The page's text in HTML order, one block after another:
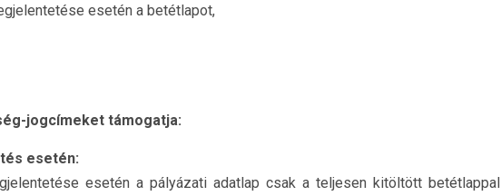
esetén a betétlapot,
jogcímeket támogatja:
esetén:
esetén a pályázati adatlap csak a teljesen kitöltött betétlappal